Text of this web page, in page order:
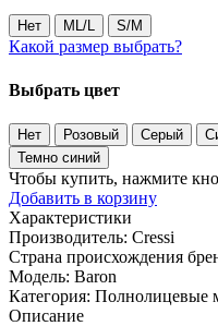
Нет ML/L S/M
Какой размер выбрать?
Выбрать цвет
Нет Розовый Серый
Темно синий
Чтобы купить, нажмите
Добавить в корзину
Характеристики
Производитель: Cressi
Страна происхождения
Модель: Baron
Категория: Полнолицевые
Описание